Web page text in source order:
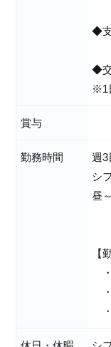
◆
◆
※1
賞与
勤務時間
週3
シ
昼
【
・
・
・